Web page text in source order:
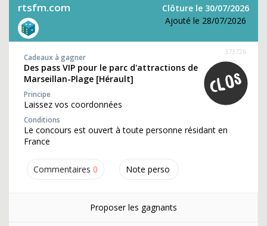
rtsfm.com
Clôture le 30/07/2026
Ajouté le 28/07/2026
Commentaires 0 Note perso
373726
Cadeaux à gagner
Des pass VIP pour le parc d'attractions de
Marseillan-Plage [Hérault]
Principe
Laissez vos coordonnées
Conditions
Le concours est ouvert à toute personne résidant en
France
Proposer les gagnants